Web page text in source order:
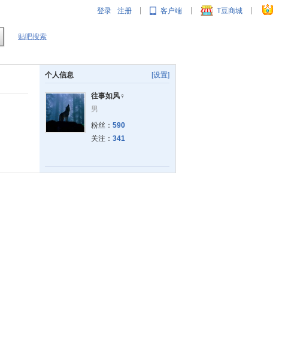
登录 注册 | 客户端 | T豆商城 |
贴吧搜索
[设置]
个人信息
往事如风♀
男
粉丝： 590
关注： 341